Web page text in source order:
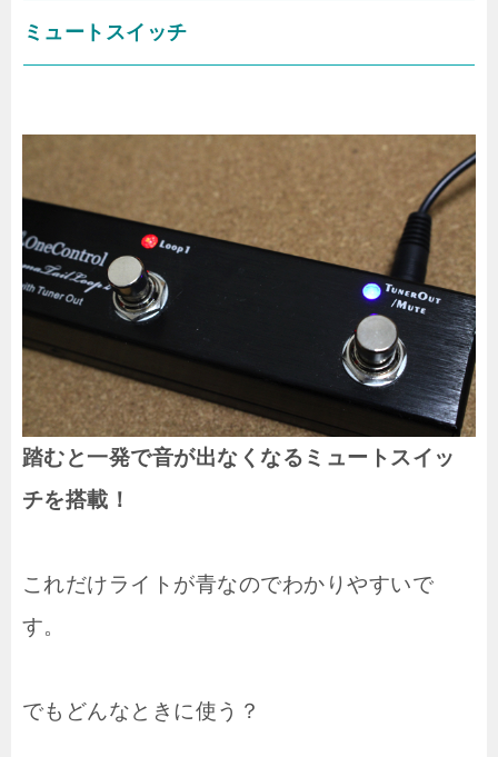
ミュートスイッチ
踏むと一発で音が出なくなるミュートスイッ
チを搭載！
これだけライトが青なのでわかりやすいで
す。
でもどんなときに使う？